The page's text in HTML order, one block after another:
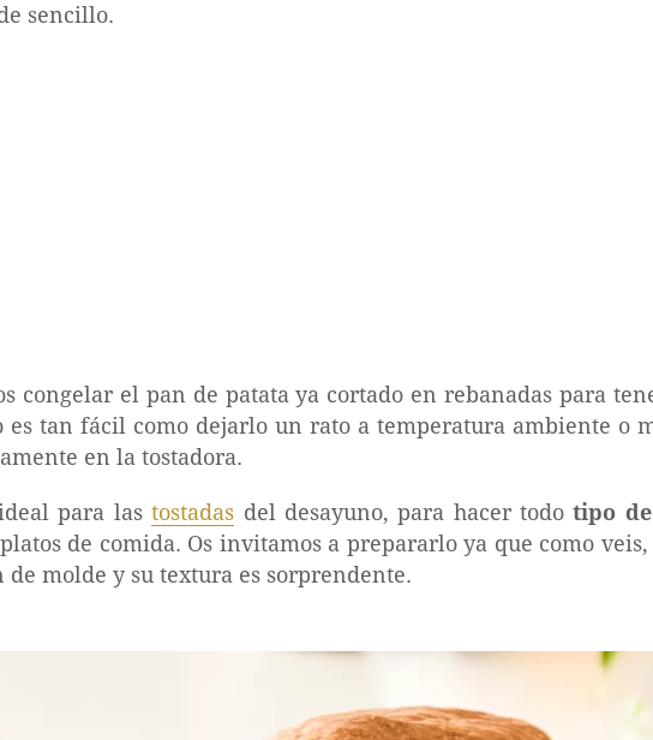
sencillo.
congelar el pan de patata ya cortado en rebanadas para
es tan fácil como dejarlo un rato a temperatura ambiente o
en la tostadora.
para lastostadas del desayuno, para hacer todotipo
de comida. Os invitamos a prepararlo ya que como veis,
molde y su textura es sorprendente.